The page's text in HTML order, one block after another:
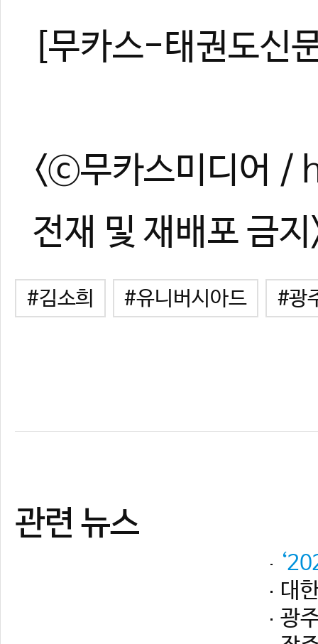
[무카스-태권도신
<ⓒ무카스미디어
전재 및 재배포 금지